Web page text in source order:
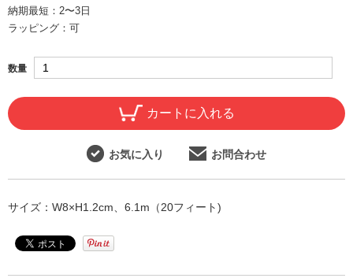
納期最短： 2〜3日
ラッピング： 可
数量
カートに入れる
お気に入り お問合わせ
サイズ：W8×H1.2cm、6.1m（20フィート)